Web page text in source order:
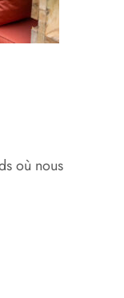
où nous